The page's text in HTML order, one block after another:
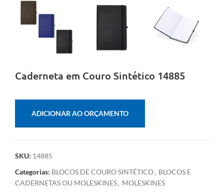
Caderneta em Couro Sintético 14885
ADICIONAR AO ORÇAMENTO
SKU: 14885
Categorias: BLOCOS DE COURO SINTÉTICO, BLOCOS E
CADERNETAS OU MOLESKINES, MOLESKINES